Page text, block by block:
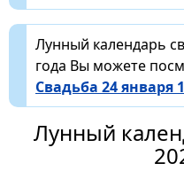
Лунный календарь
года Вы можете
Свадьба 24 января
Лунный